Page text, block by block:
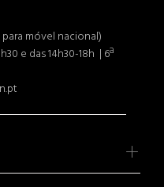
móvel nacional)
e das 14h30-18h | 6ª